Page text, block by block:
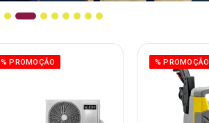
% PROMOÇÃO % PROMOÇÃO